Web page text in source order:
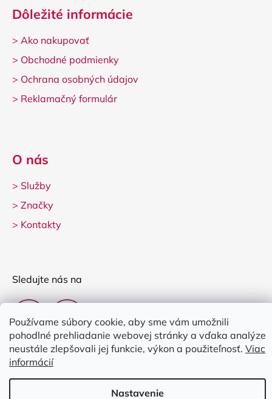
Používame súbory cookie, aby sme vám umožnili
pohodlné prehliadanie webovej stránky a vďaka analýze
neustále zlepšovali jej funkcie, výkon a použiteľnosť. Viac
informácií
Nastavenie
Dôležité informácie
> Ako nakupovať
> Obchodné podmienky
> Ochrana osobných údajov
> Reklamačný formulár
O nás
> Služby
> Značky
> Kontakty
Sledujte nás na